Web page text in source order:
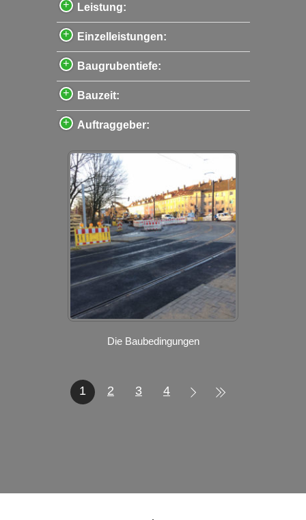
Leistung:
Einzelleistungen:
Baugrubentiefe:
Bauzeit:
Auftraggeber:
Die Baubedingungen
1 2 3 4